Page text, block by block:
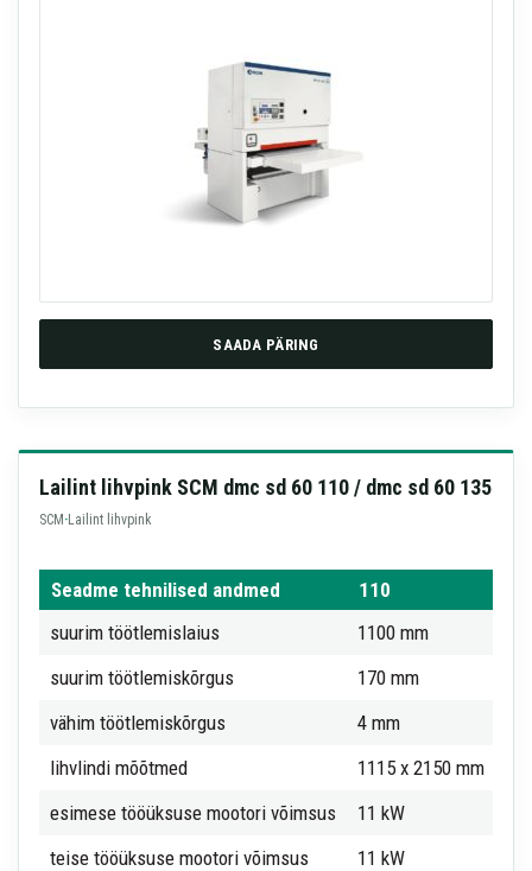
SAADA PÄRING
Lailint lihvpink SCM dmc sd 60 110 / dmc sd 60 135
SCM ·Lailint lihvpink
Seadme tehnilised andmed 110
suurim töötlemislaius
1100 mm
suurim töötlemiskõrgus
170 mm
vähim töötlemiskõrgus
4 mm
lihvlindi mõõtmed
1115 x 2150 mm
esimese tööüksuse mootori võimsus
11 kW
teise tööüksuse mootori võimsus
11 kW